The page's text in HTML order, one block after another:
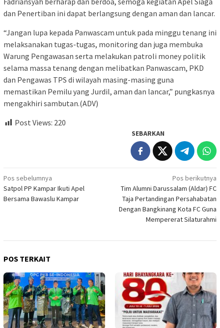
dan Penertiban ini dapat berlangsung dengan aman dan lancar.
“Jangan lupa kepada Panwascam untuk pada minggu tenang ini
melaksanakan tugas-tugas, monitoring dan juga membuka
Warung Pengawasan serta melakukan patroli money politik
selama massa tenang dengan melibatkan Panwascam, PKD
dan Pengawas TPS di wilayah masing-masing guna
memastikan Pemilu yang Jurdil, aman dan lancar,” pungkasnya
mengakhiri sambutan.(ADV)
Post Views: 220
SEBARKAN
Navigasi
pos
Pos sebelumnya
Satpol PP Kampar Ikuti Apel
Bersama Bawaslu Kampar
Pos berikutnya
Tim Alumni Darussalam (Aldar) FC
Taja Pertandingan Persahabatan
Dengan Bangkinang Kota FC Guna
Mempererat Silaturahmi
POS TERKAIT